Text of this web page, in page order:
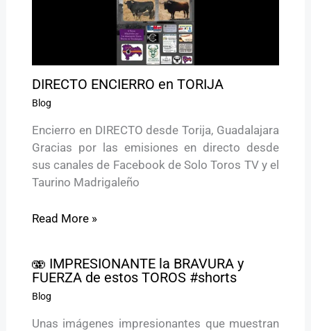
DIRECTO ENCIERRO en TORIJA
Blog
Encierro en DIRECTO desde Torija, Guadalajara
Gracias por las emisiones en directo desde
sus canales de Facebook de Solo Toros TV y el
Taurino Madrigaleño
Read More »
🫨 IMPRESIONANTE la BRAVURA y
FUERZA de estos TOROS #shorts
Blog
Unas imágenes impresionantes que muestran